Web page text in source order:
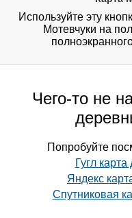
Используйте эту
Мотевчуки на
Чего-то не
Попробуйте
Гугл
Яндекс
Спутниковая